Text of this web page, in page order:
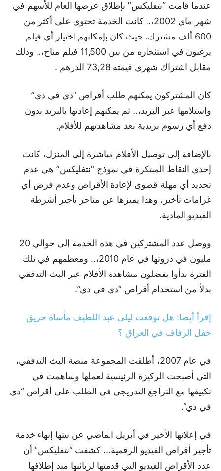
عندما قامت “نتفليكس” بإطلاق عرضها العام للأسهم في
شهر ماي 2002،.. كانت الخدمة تحتوي على أكثر من
600 ألف مشترك، حيث كان بإمكانهم اختيار أي فيلم
يرغبون في استئجاره من بين 11,500 فيلم متاح،.. وذلك
مقابل اشتراك شهري قيمته 73,28 الدرهم .
كان المشتركون يمكنهم طلب أقراص “دي في دي”
واستلامها عبر البريد،.. ثم يمكنهم إعادتها بالبريد بدون
دفع أي رسوم بريدية بعد مشاهدتهم للأفلام.
بالإضافة إلى توصيل الأفلام مباشرة إلى المنزل، كانت
إحدى النقاط المبتكرة في نموذج “نتفليكس” هي عدم
تحديد أي مهلة قصوى لإعادة الأقراص وعدم فرض أي
غرامات تأخير، وهذا يميزها عن متاجر تأجير أشرطة
الفيديو المادية.
ووصل عدد المشتركين في هذه الخدمة إلى حوالي 20
مليون في ذروتها في عام 2010،.. ومعظمهم في تلك
الفترة بدأوا يفضلون مشاهدة الأفلام عبر البث التدفقي
بدلاً من استخدام أقراص “دي في دي”.
إقرأ أيضا: هل توقعت ليلى عبد اللطيف مأساة حريق
حفل الزفاف في العراق ؟
في عام 2007، أطلقت المجموعة منصة البث التدفقي،
التي أصبحت الركيزة الرئيسية لعملها وساهمت في
تكييفها مع التراجع التدريجي في الطلب على أقراص “دي
في دي”.
في إعلانها الأخير في أبريل الماضي عن نيتها إنهاء خدمة
تأجير أقراص الفيديو الرقمية،.. كشفت “نتفليكس” أن
عدد الأقراص الفيديو التي قدمتها لزبائنها منذ إطلاقها